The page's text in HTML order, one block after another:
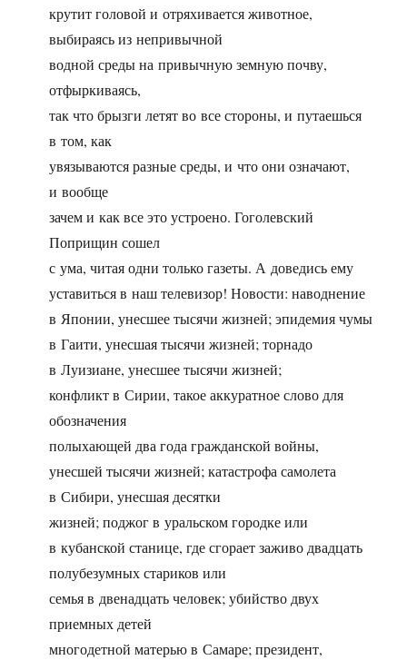
крутит головой и отряхивается животное,
выбираясь из непривычной
водной среды на привычную земную почву,
отфыркиваясь,
так что брызги летят во все стороны, и путаешься
в том, как
увязываются разные среды, и что они означают,
и вообще
зачем и как все это устроено. Гоголевский
Поприщин сошел
с ума, читая одни только газеты. А доведись ему
уставиться в наш телевизор! Новости: наводнение
в Японии, унесшее тысячи жизней; эпидемия чумы
в Гаити, унесшая тысячи жизней; торнадо
в Луизиане, унесшее тысячи жизней;
конфликт в Сирии, такое аккуратное слово для
обозначения
полыхающей два года гражданской войны,
унесшей тысячи жизней; катастрофа самолета
в Сибири, унесшая десятки
жизней; поджог в уральском городке или
в кубанской станице, где сгорает заживо двадцать
полубезумных стариков или
семья в двенадцать человек; убийство двух
приемных детей
многодетной матерью в Самаре; президент,